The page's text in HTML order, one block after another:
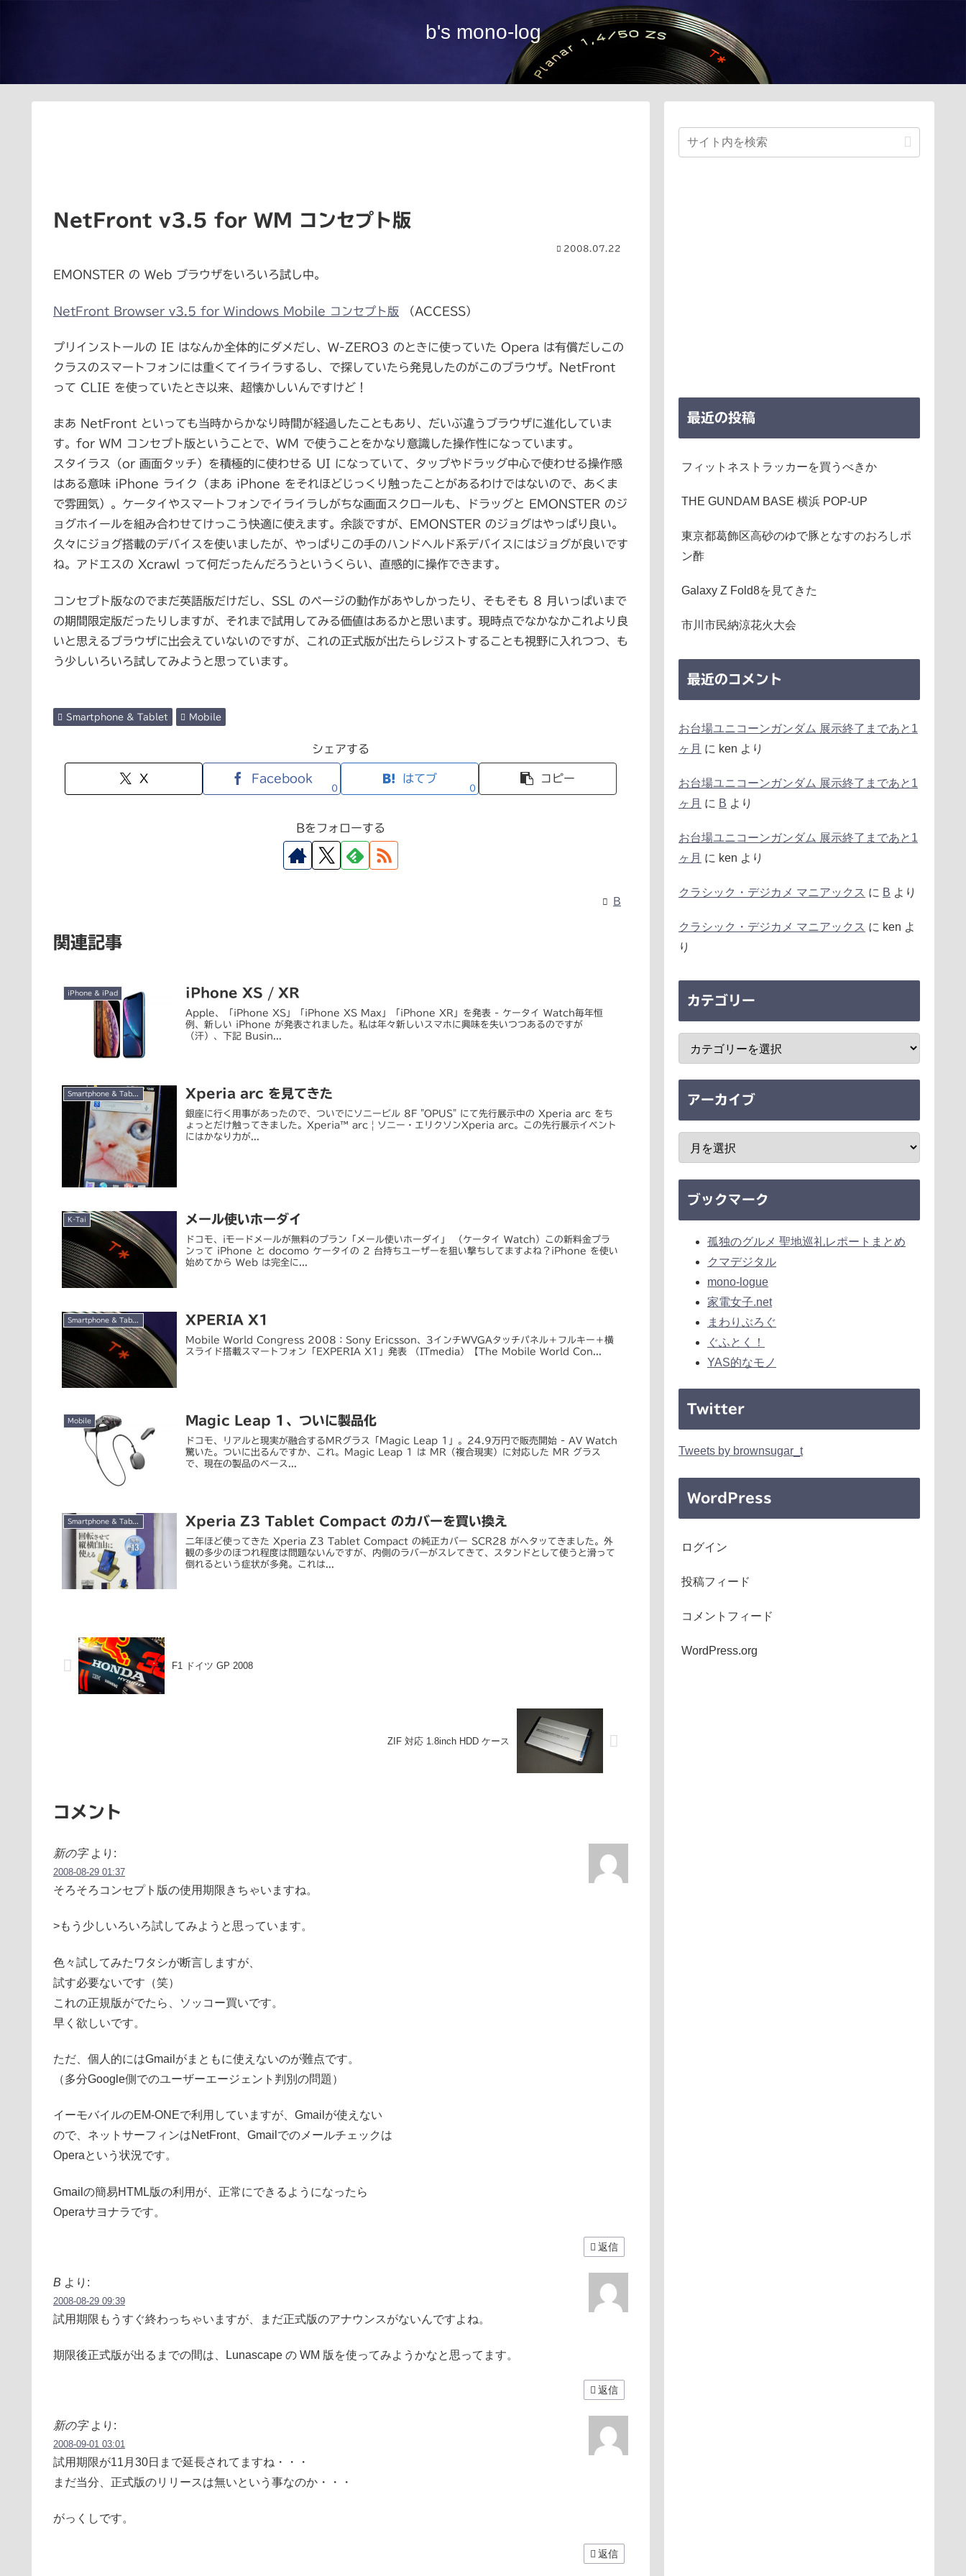
b's mono-log
NetFront v3.5 for WM コンセプト版
2008.07.22
EMONSTER の Web ブラウザをいろいろ試し中。
NetFront Browser v3.5 for Windows Mobile コンセプト版 （ACCESS）
プリインストールの IE はなんか全体的にダメだし、W-ZERO3 のときに使っていた Opera は有償だしこの
クラスのスマートフォンには重くてイライラするし、で探していたら発見したのがこのブラウザ。NetFront
って CLIE を使っていたとき以来、超懐かしいんですけど！
まあ NetFront といっても当時からかなり時間が経過したこともあり、だいぶ違うブラウザに進化していま
す。for WM コンセプト版ということで、WM で使うことをかなり意識した操作性になっています。
スタイラス（or 画面タッチ）を積極的に使わせる UI になっていて、タップやドラッグ中心で使わせる操作感
はある意味 iPhone ライク（まあ iPhone をそれほどじっくり触ったことがあるわけではないので、あくま
で雰囲気）。ケータイやスマートフォンでイライラしがちな画面スクロールも、ドラッグと EMONSTER のジ
ョグホイールを組み合わせてけっこう快適に使えます。余談ですが、EMONSTER のジョグはやっぱり良い。
久々にジョグ搭載のデバイスを使いましたが、やっぱりこの手のハンドヘルド系デバイスにはジョグが良いです
ね。アドエスの Xcrawl って何だったんだろうというくらい、直感的に操作できます。
コンセプト版なのでまだ英語版だけだし、SSL のページの動作があやしかったり、そもそも 8 月いっぱいまで
の期間限定版だったりしますが、それまで試用してみる価値はあるかと思います。現時点でなかなかこれより良
いと思えるブラウザに出会えていないのですが、これの正式版が出たらレジストすることも視野に入れつつ、も
う少しいろいろ試してみようと思っています。
Smartphone & Tablet Mobile
シェアする
X Facebook
0
はてブ
0
コピー
Bをフォローする
B
関連記事
iPhone & iPad iPhone XS / XR
Apple、「iPhone XS」「iPhone XS Max」「iPhone XR」を発表 - ケータイ Watch毎年恒
例、新しい iPhone が発表されました。私は年々新しいスマホに興味を失いつつあるのですが
（汗）、下記 Busin...
Xperia arc を見てきた
銀座に行く用事があったので、ついでにソニービル 8F "OPUS" にて先行展示中の Xperia arc をち
ょっとだけ触ってきました。Xperia™ arc | ソニー・エリクソンXperia arc。この先行展示イベント
にはかなり力が...
K-Tai メール使いホーダイ
ドコモ、iモードメールが無料のプラン「メール使いホーダイ」 （ケータイ Watch）この新料金プラ
ンって iPhone と docomo ケータイの 2 台持ちユーザーを狙い撃ちしてますよね？iPhone を使い
始めてから Web は完全に...
XPERIA X1
Mobile World Congress 2008：Sony Ericsson、3インチWVGAタッチパネル＋フルキー＋横
スライド搭載スマートフォン「EXPERIA X1」発表 （ITmedia）【The Mobile World Con...
Mobile Magic Leap 1、ついに製品化
ドコモ、リアルと現実が融合するMRグラス「Magic Leap 1」。24.9万円で販売開始 - AV Watch
驚いた。ついに出るんですか、これ。Magic Leap 1 は MR（複合現実）に対応した MR グラス
で、現在の製品のベース...
Xperia Z3 Tablet Compact のカバーを買い換え
二年ほど使ってきた Xperia Z3 Tablet Compact の純正カバー SCR28 がヘタッてきました。外
観の多少のほつれ程度は問題ないんですが、内側のラバーがスレてきて、スタンドとして使うと滑って
倒れるという症状が多発。これは...
F1 ドイツ GP 2008
ZIF 対応 1.8inch HDD ケース
コメント
新の字 より:
2008-08-29 01:37
そろそろコンセプト版の使用期限きちゃいますね。
>もう少しいろいろ試してみようと思っています。
色々試してみたワタシが断言しますが、
試す必要ないです（笑）
これの正規版がでたら、ソッコー買いです。
早く欲しいです。
ただ、個人的にはGmailがまともに使えないのが難点です。
（多分Google側でのユーザーエージェント判別の問題）
イーモバイルのEM-ONEで利用していますが、Gmailが使えない
ので、ネットサーフィンはNetFront、Gmailでのメールチェックは
Operaという状況です。
Gmailの簡易HTML版の利用が、正常にできるようになったら
Operaサヨナラです。
返信
B より:
2008-08-29 09:39
試用期限もうすぐ終わっちゃいますが、まだ正式版のアナウンスがないんですよね。
期限後正式版が出るまでの間は、Lunascape の WM 版を使ってみようかなと思ってます。
返信
新の字 より:
2008-09-01 03:01
試用期限が11月30日まで延長されてますね・・・
まだ当分、正式版のリリースは無いという事なのか・・・
がっくしです。
返信
最近の投稿
フィットネストラッカーを買うべきか
THE GUNDAM BASE 横浜 POP-UP
東京都葛飾区高砂のゆで豚となすのおろしポ
ン酢
Galaxy Z Fold8を見てきた
市川市民納涼花火大会
最近のコメント
お台場ユニコーンガンダム 展示終了まであと1
ヶ月 に ken より
お台場ユニコーンガンダム 展示終了まであと1
ヶ月 に B より
お台場ユニコーンガンダム 展示終了まであと1
ヶ月 に ken より
クラシック・デジカメ マニアックス に B より
クラシック・デジカメ マニアックス に ken よ
り
カテゴリー
アーカイブ
ブックマーク
孤独のグルメ 聖地巡礼レポートまとめ
クマデジタル
mono-logue
家電女子.net
まわりぶろぐ
ぐふとく！
YAS的なモノ
Twitter
Tweets by brownsugar_t
WordPress
ログイン
投稿フィード
コメントフィード
WordPress.org